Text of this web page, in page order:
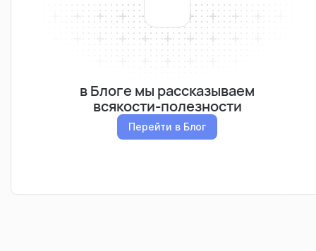
в Блоге мы рассказываем
всякости-полезности
Перейти в Блог